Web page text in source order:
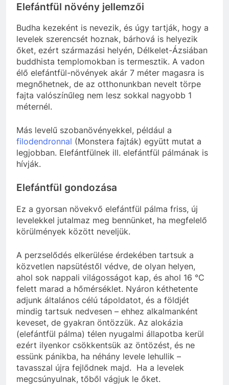
Elefántfül növény jellemzői
Budha kezeként is nevezik, és úgy tartják, hogy a
levelek szerencsét hoznak, bárhová is helyezik
őket, ezért származási helyén, Délkelet-Ázsiában
buddhista templomokban is termesztik. A vadon
élő elefántfül-növények akár 7 méter magasra is
megnőhetnek, de az otthonunkban nevelt törpe
fajta valószínűleg nem lesz sokkal nagyobb 1
méternél.
Más levelű szobanövényekkel, például a
filodendronnal (Monstera fajták) együtt mutat a
legjobban. Elefántfülnek ill. elefántfül pálmának is
hívják.
Elefántfül gondozása
Ez a gyorsan növekvő elefántfül pálma friss, új
levelekkel jutalmaz meg bennünket, ha megfelelő
körülmények között neveljük.
A perzselődés elkerülése érdekében tartsuk a
közvetlen napsütéstől védve, de olyan helyen,
ahol sok nappali világosságot kap, és ahol 16 °C
felett marad a hőmérséklet. Nyáron kéthetente
adjunk általános célú tápoldatot, és a földjét
mindig tartsuk nedvesen – ehhez alkalmanként
keveset, de gyakran öntözzük. Az alokázia
(elefántfül pálma) télen nyugalmi állapotba kerül
ezért ilyenkor csökkentsük az öntözést, és ne
essünk pánikba, ha néhány levele lehullik –
tavasszal újra fejlődnek majd. Ha a levelek
megcsúnyulnak, tőből vágjuk le őket.